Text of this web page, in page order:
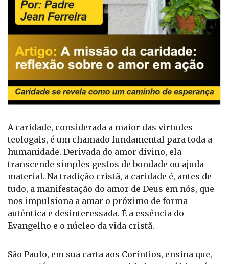
A caridade, considerada a maior das virtudes
teologais, é um chamado fundamental para toda a
humanidade. Derivada do amor divino, ela
transcende simples gestos de bondade ou ajuda
material. Na tradição cristã, a caridade é, antes de
tudo, a manifestação do amor de Deus em nós, que
nos impulsiona a amar o próximo de forma
autêntica e desinteressada. É a essência do